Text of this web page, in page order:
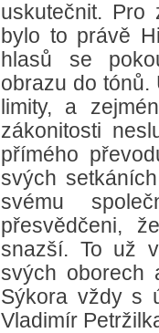
uskutečnit.
bylo to právě
hlasů se
obrazu do
limity, a
zákonitosti
přímého
svých
svému
přesvědčeni,
snazší. To už
svých oborech
Sýkora vždy s
Vladimír